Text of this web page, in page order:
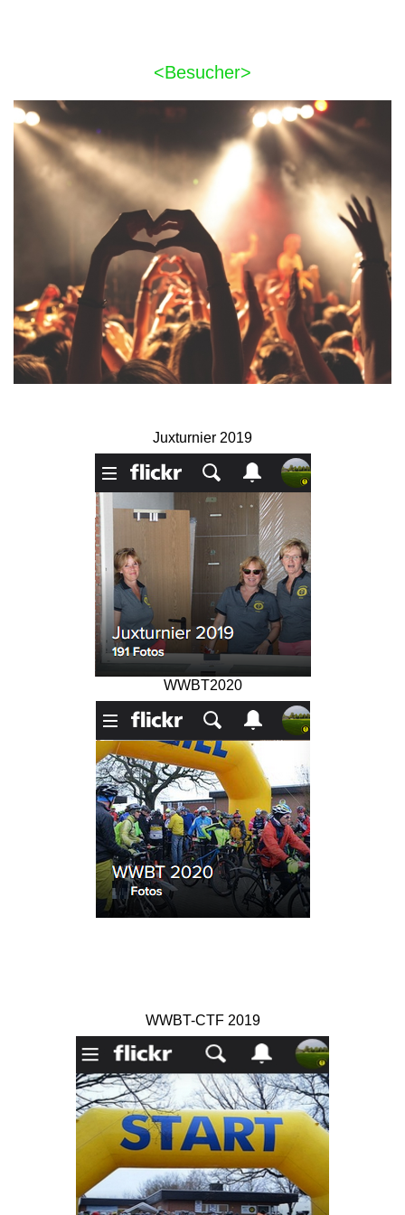
<Besucher>
Juxturnier 2019
WWBT2020
WWBT-CTF 2019